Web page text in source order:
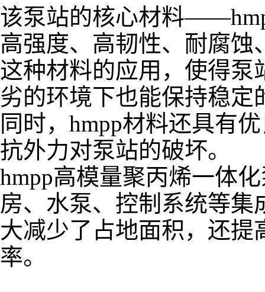
该泵站的核心材料
高强度、高韧性、耐腐蚀
这种材料的应用，使得
劣的环境下也能保持稳定
同时， hmpp材料还具有
抗外力对泵站的破坏。
hmpp高模量聚丙烯一体
房、水泵、控制系统等
大减少了占地面积，还
率。